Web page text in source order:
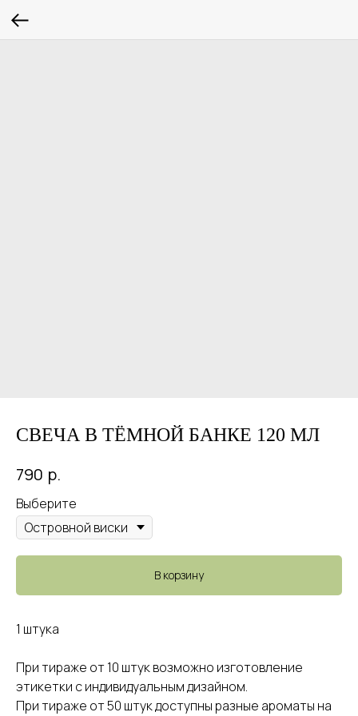
СВЕЧА В ТЁМНОЙ БАНКЕ 120 МЛ
790 р.
Выберите
В корзину
1 штука
При тираже от 10 штук возможно изготовление
этикетки с индивидуальным дизайном.
При тираже от 50 штук доступны разные ароматы на